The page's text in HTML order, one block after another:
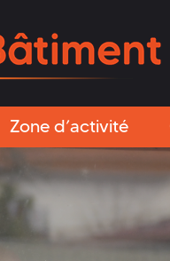
Zone d’activité